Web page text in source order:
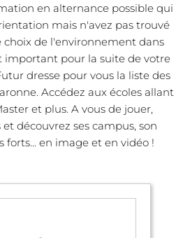
en alternance possible qui
mais n'avez pas trouvé
choix de l'environnement dans
important pour la suite de votre
dresse pour vous la liste des
Accédez aux écoles allant
et plus. A vous de jouer,
découvrez ses campus, son
forts... en image et en vidéo !